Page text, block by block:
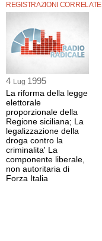
REGISTRAZIONI CORRELATE
4 Lug 1995
La riforma della legge
elettorale
proporzionale della
Regione siciliana; La
legalizzazione della
droga contro la
criminalita' La
componente liberale,
non autoritaria di
Forza Italia